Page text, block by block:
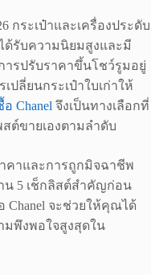
กระเป๋าและเครื่องประดับ
ด้รับความนิยมสูงและมี
ารปรับราคาขึ้นโชว์รูมอยู่
ปลี่ยนกระเป๋าใบเก่าให้
Chanel จึงเป็นทางเลือกที่
ต์ขายเองตามลำดับ
คาและการถูกมิจฉาชีพ
น 5 เช็กลิสต์สำคัญก่อน
Chanel จะช่วยให้คุณได้
มพึงพอใจสูงสุดใน